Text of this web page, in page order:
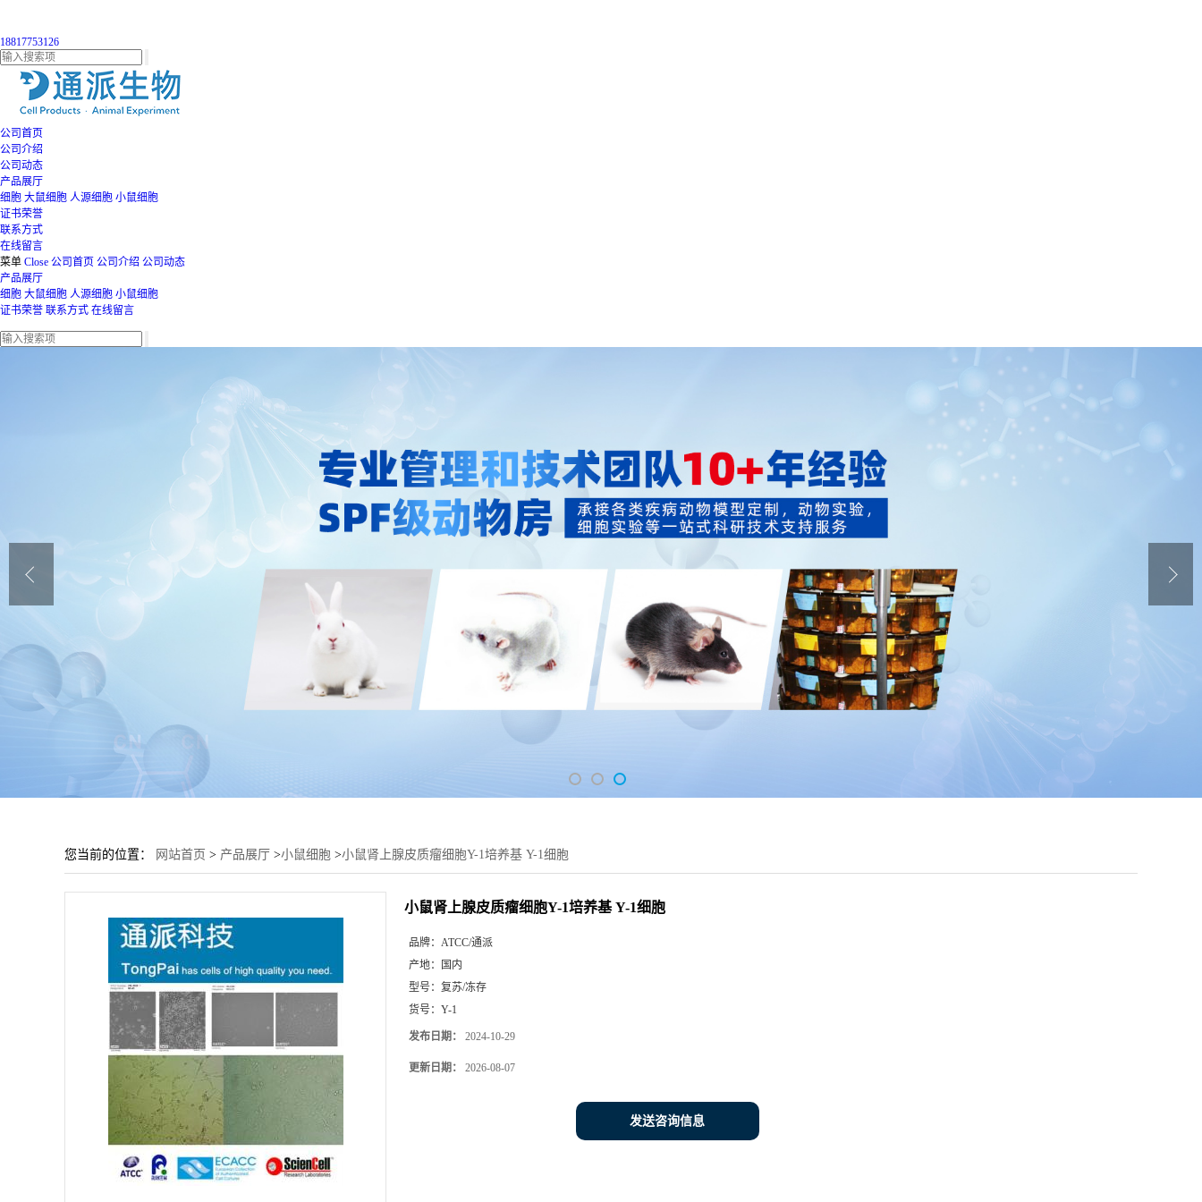
18817753126
公司首页
公司介绍
公司动态
产品展厅
细胞 大鼠细胞 人源细胞 小鼠细胞
证书荣誉
联系方式
在线留言
菜单 Close 公司首页 公司介绍 公司动态
产品展厅
细胞 大鼠细胞 人源细胞 小鼠细胞
证书荣誉 联系方式 在线留言
您当前的位置： 网站首页 > 产品展厅 >小鼠细胞 >小鼠肾上腺皮质瘤细胞Y-1培养基 Y-1细胞
小鼠肾上腺皮质瘤细胞Y-1培养基 Y-1细胞
品牌： ATCC/通派
产地：
国内
型号： 复苏/冻存
货号： Y-1
发布日期： 2024-10-29
更新日期： 2026-08-07
发送咨询信息